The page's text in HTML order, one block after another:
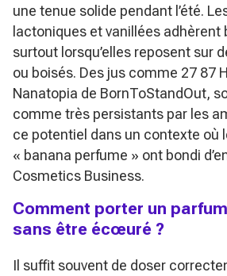
une tenue solide pendant l’été.
lactoniques et vanillées adhèrent
surtout lorsqu’elles reposent sur
ou boisés. Des jus comme 27 87
Nanatopia de BornToStandOut,
comme très persistants par les
ce potentiel dans un contexte où
« banana perfume » ont bondi
Cosmetics Business.
Comment porter un
sans être écœuré ?
Il suffit souvent de doser